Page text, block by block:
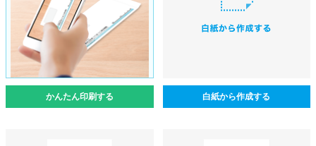
かんたん印刷する 白紙から作成する